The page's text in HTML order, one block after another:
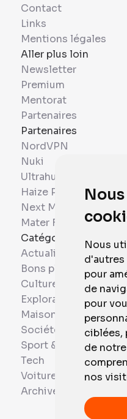
Nous
pour
de
pour
ciblées,
de
nos
Contact
Links
Mentions légales
Aller plus loin
Newsletter
Premium
Mentorat
Partenaires
Partenaires
NordVPN
Nuki
Ultrahuman
Haize Project
Next Mobiles
Mater France
Catégories
Actualités
Bons plans
Culture
Exploration
Maison et
Société
Sport & Santé
Tech
Voitures
Archives